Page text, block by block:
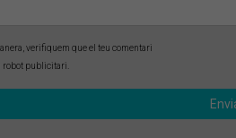
verifiquem que el teu comentari
robot publicitari.